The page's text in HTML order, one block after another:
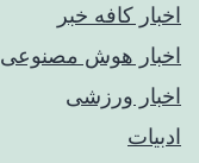
اخبار کافه خبر
اخبار هوش مصنوعی
اخبار ورزشی
ادبیات